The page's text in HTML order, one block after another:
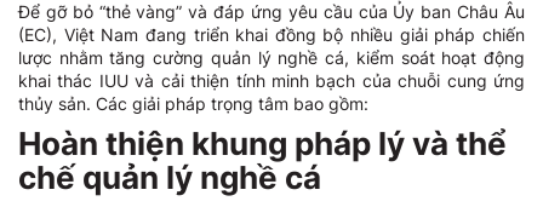
Để gỡ bỏ “thẻ vàng” và đáp ứng yêu cầu của Ủy ban Châu Âu
(EC), Việt Nam đang triển khai đồng bộ nhiều giải pháp chiến
lược nhằm tăng cường quản lý nghề cá, kiểm soát hoạt động
khai thác IUU và cải thiện tính minh bạch của chuỗi cung ứng
thủy sản. Các giải pháp trọng tâm bao gồm:
Hoàn thiện khung pháp lý và thể
chế quản lý nghề cá